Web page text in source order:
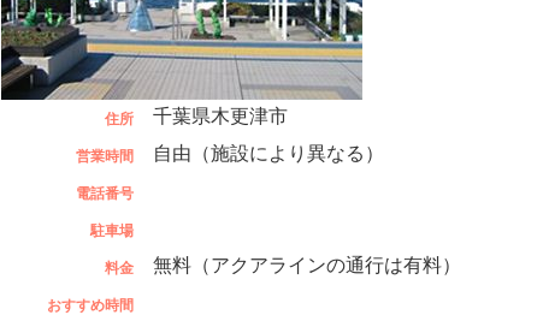
住所 千葉県木更津市
営業時間 自由（施設により異なる）
電話番号
駐車場
料金 無料（アクアラインの通行は有料）
おすすめ時間